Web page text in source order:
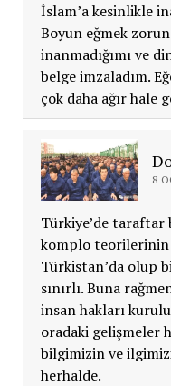
İslam’a kesinlikle
Boyun eğmek
inanmadığımı ve
belge imzaladım.
çok daha ağır hale
8
Türkiye’de taraftar
komplo teorilerinin
Türkistan’da olup
sınırlı. Buna
insan hakları
oradaki gelişmeler
bilgimizin ve
herhalde.